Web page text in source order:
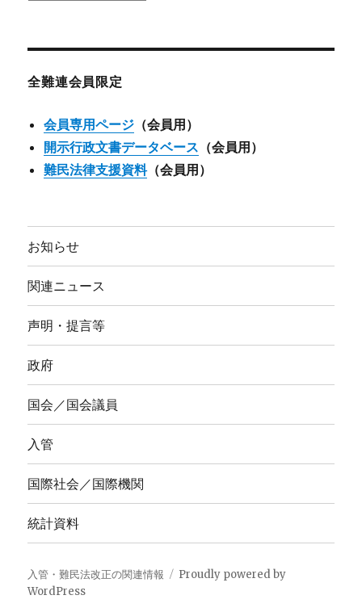
ブ
全難連会員限定
会員専用ページ （会員用）
開示行政文書データベース （会員用）
難民法律支援資料（会員用）
お知らせ
関連ニュース
声明・提言等
政府
国会／国会議員
入管
国際社会／国際機関
統計資料
入管・難民法改正の関連情報
Proudly powered by
WordPress